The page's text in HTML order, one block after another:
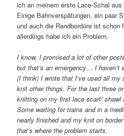
ich an meinem erste Lace-Schal aus
Einige Bahnverspätungen, ein paar
und auch die Randbordüre ist
allerdings habe ich ein Problem.
I know, I promised a lot of other
but that’s an emergency… I
(I think) I wrote that I’ve used all
knit other things. For the last three
knitting on my first lace scarf/ shawl
Some waiting for trains and in a
nearly finished and my knit on
that’s where the problem starts.